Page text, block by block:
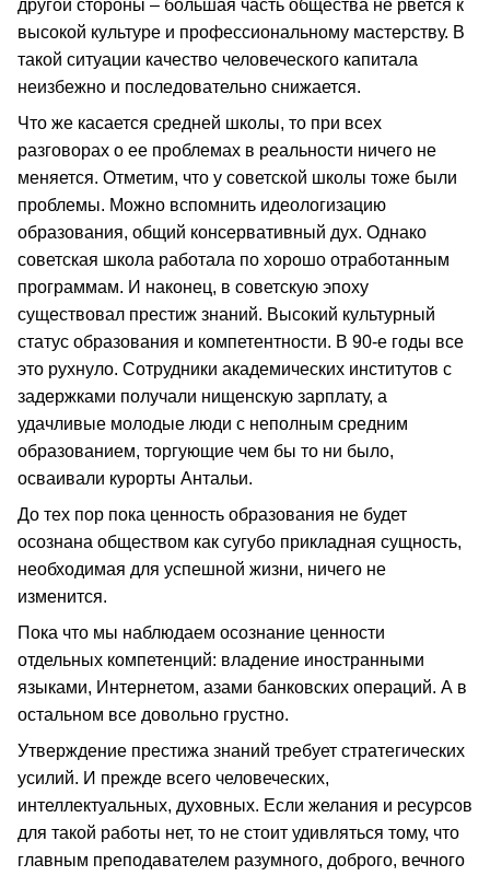
другой стороны – большая часть общества не рвется к
высокой культуре и профессиональному мастерству. В
такой ситуации качество человеческого капитала
неизбежно и последовательно снижается.
Что же касается средней школы, то при всех
разговорах о ее проблемах в реальности ничего не
меняется. Отметим, что у советской школы тоже были
проблемы. Можно вспомнить идеологизацию
образования, общий консервативный дух. Однако
советская школа работала по хорошо отработанным
программам. И наконец, в советскую эпоху
существовал престиж знаний. Высокий культурный
статус образования и компетентности. В 90-е годы все
это рухнуло. Сотрудники академических институтов с
задержками получали нищенскую зарплату, а
удачливые молодые люди с неполным средним
образованием, торгующие чем бы то ни было,
осваивали курорты Антальи.
До тех пор пока ценность образования не будет
осознана обществом как сугубо прикладная сущность,
необходимая для успешной жизни, ничего не
изменится.
Пока что мы наблюдаем осознание ценности
отдельных компетенций: владение иностранными
языками, Интернетом, азами банковских операций. А в
остальном все довольно грустно.
Утверждение престижа знаний требует стратегических
усилий. И прежде всего человеческих,
интеллектуальных, духовных. Если желания и ресурсов
для такой работы нет, то не стоит удивляться тому, что
главным преподавателем разумного, доброго, вечного